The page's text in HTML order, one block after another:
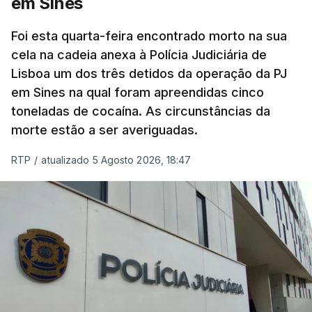
"Durante o fim de semana e nos últimos dias,
apercebamo-nos que ainda estão a ser
convocados professores para reapreciações"
disse a professora à agência Lusa."Será
praticamente impossível termos a totalidade
Segundo os docentes, o processo de reapreciação
está a enfrentar vários constrangimentos. Há
casos em que faltam os modelos preenchidos
pelos alunos com a alegação justificativa para o
pedido de reapreciação, ou os documentos que os
relatores devem preencher.
Foi esta quarta-feira encontrado morto na sua
cela na cadeia anexa à Polícia Judiciária de
Lisboa um dos três detidos da operação da PJ
em Sines na qual foram apreendidas cinco
toneladas de cocaína. As circunstâncias da
morte estão a ser averiguadas.
RTP / atualizado 5 Agosto 2026, 18:47